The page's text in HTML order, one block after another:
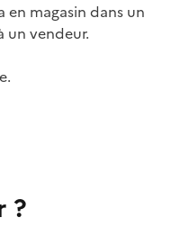
en magasin dans un
un vendeur.
?